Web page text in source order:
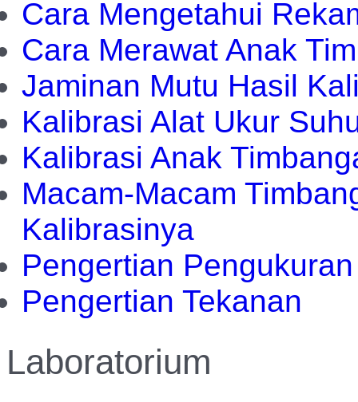
Cara Mengetahui
Cara Merawat Anak
Jaminan Mutu Hasil
Kalibrasi Alat Ukur
Kalibrasi Anak
Macam-Macam
Kalibrasinya
Pengertian
Pengertian Tekanan
Laboratorium